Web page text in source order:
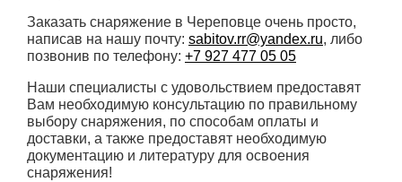
Заказать снаряжение в Череповце очень просто,
написав на нашу почту: sabitov.rr@yandex.ru, либо
позвонив по телефону: +7 927 477 05 05
Наши специалисты с удовольствием предоставят
Вам необходимую консультацию по правильному
выбору снаряжения, по способам оплаты и
доставки, а также предоставят необходимую
документацию и литературу для освоения
снаряжения!